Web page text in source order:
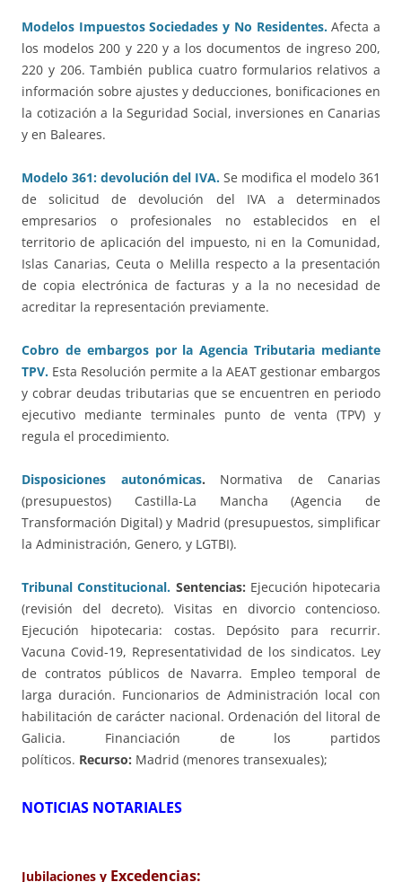
Modelos Impuestos Sociedades y No Residentes.Afecta a
los modelos 200 y 220 y a los documentos de ingreso 200,
220 y 206. También publica cuatro formularios relativos a
información sobre ajustes y deducciones, bonificaciones en
la cotización a la Seguridad Social, inversiones en Canarias
y en Baleares.
Modelo 361: devolución del IVA. Se modifica el modelo 361
de solicitud de devolución del IVA a determinados
empresarios o profesionales no establecidos en el
territorio de aplicación del impuesto, ni en la Comunidad,
Islas Canarias, Ceuta o Melilla respecto a la presentación
de copia electrónica de facturas y a la no necesidad de
acreditar la representación previamente.
Cobro de embargos por la Agencia Tributaria mediante
TPV. Esta Resolución permite a la AEAT gestionar embargos
y cobrar deudas tributarias que se encuentren en periodo
ejecutivo mediante terminales punto de venta (TPV) y
regula el procedimiento.
Disposiciones autonómicas. Normativa de Canarias
(presupuestos) Castilla-La Mancha (Agencia de
Transformación Digital) y Madrid (presupuestos, simplificar
la Administración, Genero, y LGTBI).
Tribunal Constitucional. Sentencias: Ejecución hipotecaria
(revisión del decreto). Visitas en divorcio contencioso.
Ejecución hipotecaria: costas. Depósito para recurrir.
Vacuna Covid-19, Representatividad de los sindicatos. Ley
de contratos públicos de Navarra. Empleo temporal de
larga duración. Funcionarios de Administración local con
habilitación de carácter nacional. Ordenación del litoral de
Galicia. Financiación de los partidos
políticos. Recurso: Madrid (menores transexuales);
NOTICIAS NOTARIALES
Jubilaciones y Excedencias: